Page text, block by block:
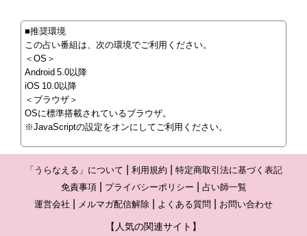
■推奨環境
この占い番組は、次の環境でご利用ください。
＜OS＞
Android 5.0以降
iOS 10.0以降
＜ブラウザ＞
OSに標準搭載されているブラウザ。
※JavaScriptの設定をオンにしてご利用ください。
「うらなえる」について 利用規約
特定商取引法に基づく表記
免責事項
プライバシーポリシー
占い師一覧
運営会社
メルマガ配信解除 よくある質問 お問い合わせ
【人気の関連サイト】